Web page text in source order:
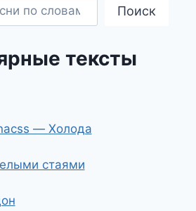
Поиск
тексты
— Холода
стаями